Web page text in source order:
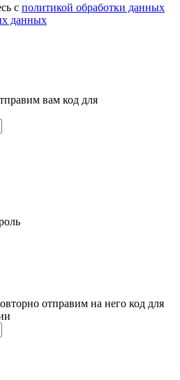
с политикой обработки данных
данных
вам код для
отправим на него код для